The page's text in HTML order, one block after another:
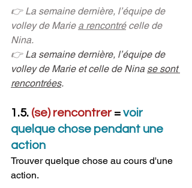
👉 La semaine dernière, l’équipe de
volley de Marie a rencontré celle de
Nina.
👉 La semaine dernière, l’équipe de
volley de Marie et celle de Nina se sont
rencontrées.
1.5. (se) rencontrer = voir
quelque chose pendant une
action
Trouver quelque chose au cours d'une
action.